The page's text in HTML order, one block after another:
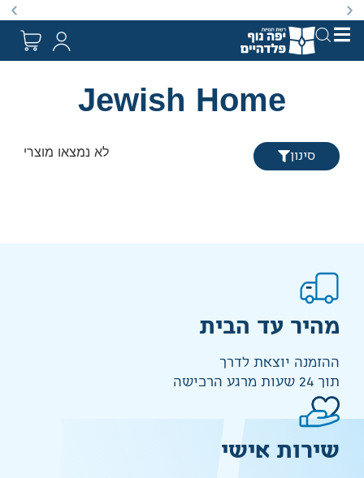
הגדרת החוק. מבצעים מתקיימים מעת לעת לתקופה מוגבלת וע״פ התקנות.
ספרים החל מ10 שקלים בלבד.
Jewish Home
סינון לא נמצאו מוצרים.
מהיר עד הבית
ההזמנה יוצאת לדרך
תוך 24 שעות מרגע הרכישה
שירות אישי